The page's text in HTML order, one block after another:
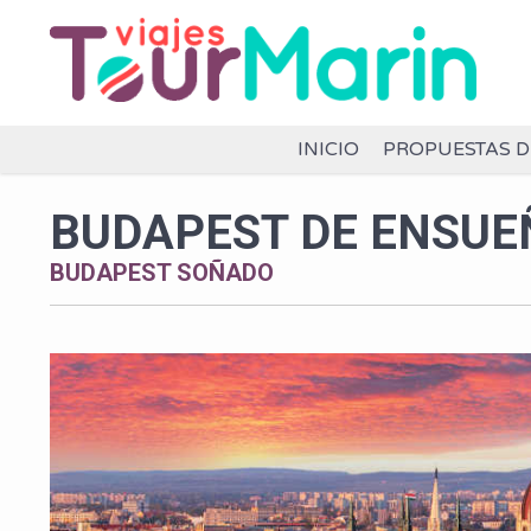
INICIO PROPUESTAS
BUDAPEST DE
BUDAPEST SOÑADO